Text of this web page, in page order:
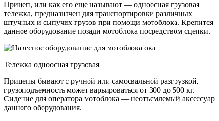
Прицеп, или как его еще называют — одноосная грузовая
тележка, предназначен для транспортировки различных
штучных и сыпучих грузов при помощи мотоблока. Крепится
данное оборудование позади мотоблока посредством сцепки.
Тележка одноосная грузовая
Прицепы бывают с ручной или самосвальной разгрузкой,
грузоподъемность может варьироваться от 300 до 500 кг.
Сидение для оператора мотоблока — неотъемлемый аксессуар
данного оборудования.